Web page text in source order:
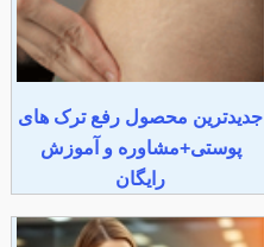
جدیدترین محصول رفع ترک های
پوستی+مشاوره و آموزش
رایگان